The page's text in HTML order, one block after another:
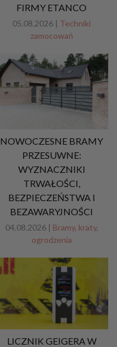
FIRMY ETANCO
05.08.2026 | Techniki
zamocowań
NOWOCZESNE BRAMY
PRZESUWNE:
WYZNACZNIKI
TRWAŁOŚCI,
BEZPIECZEŃSTWA I
BEZAWARYJNOŚCI
04.08.2026 | Bramy, kraty,
ogrodzenia
LICZNIK GEIGERA W